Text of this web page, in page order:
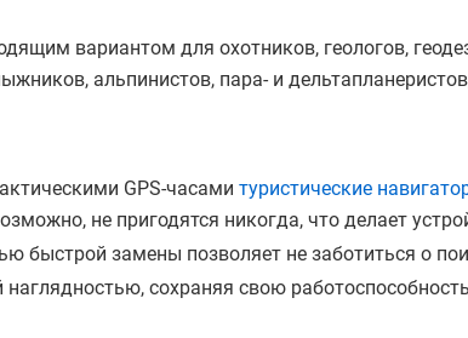
вариантом для охотников, геологов,
альпинистов, пара- и
GPS-часами туристические
не пригодятся никогда, что делает
быстрой замены позволяет не заботиться о
сохраняя свою